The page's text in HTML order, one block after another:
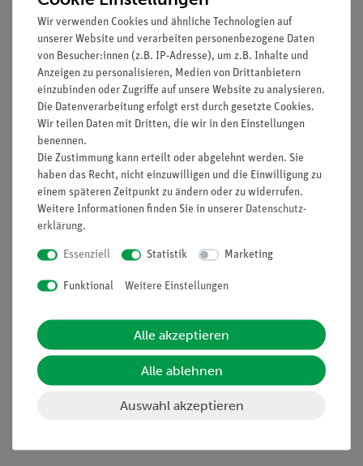
Prinzip
Salze lassen sich thermisch zerlegen, wie in diesem Versuch
gezeigt wird. Dies geschieht im Regelfall schon bei niedrigen
Temperaturen, wenn gasförmige Zersetzungsprodukte
auftreten. In dem Versuch wird anschaulich gezeigt, dass bei
genügender Brennerleistung auch "scheinbar
unschmelzbares" Kaliumchlorid (Schmelzpunkt: 768 °C)
geschmolzen werden kann . Es zeigt sich darüber hinaus, dass
schon bei tieferen Temperaturen als 800°C die Zerlegung von
Ammoniaksalzen, Carbonaten und vergleichbaren Salzen
erfolgt.
Versuchen aus dem Bereich Anorganische Chemie -
Salze, einfacher Aufbau einer Unterrichtsreihe
Experimentierliteratur für Schüler und Lehrer erhältlich:
Wir verwenden Cookies und ähnliche Technologien auf
unserer Website und verarbeiten personenbezogene Daten
von Besucher:innen (z.B. IP-Adresse), um z.B. Inhalte und
Anzeigen zu personalisieren, Medien von Drittanbietern
einzubinden oder Zugriffe auf unsere Website zu analysieren.
Die Datenverarbeitung erfolgt erst durch gesetzte Cookies.
Wir teilen Daten mit Dritten, die wir in den Einstellungen
benennen.
Die Zustimmung kann erteilt oder abgelehnt werden. Sie
haben das Recht, nicht einzuwilligen und die Einwilligung zu
einem späteren Zeitpunkt zu ändern oder zu widerrufen.
Weitere Informationen finden Sie in unserer Daten­schutz­
erklärung.
Essenziell Statistik Marketing
Funktional Weitere Einstellungen
Alle akzeptieren
Alle ablehnen
Auswahl akzeptieren